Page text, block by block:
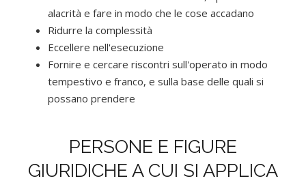
alacrità e fare in modo che le cose accadano
Ridurre la complessità
Eccellere nell'esecuzione
Fornire e cercare riscontri sull'operato in modo
tempestivo e franco, e sulla base delle quali si
possano prendere
PERSONE E FIGURE
GIURIDICHE A CUI SI APPLICA